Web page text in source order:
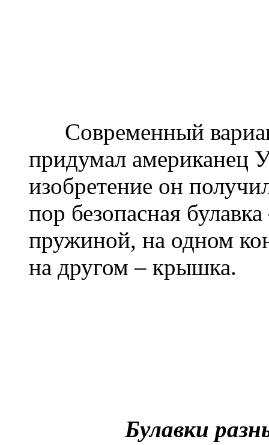
Современный
придумал американец
изобретение он
пор безопасная
пружиной, на одном
на другом – крышка.
Булавки